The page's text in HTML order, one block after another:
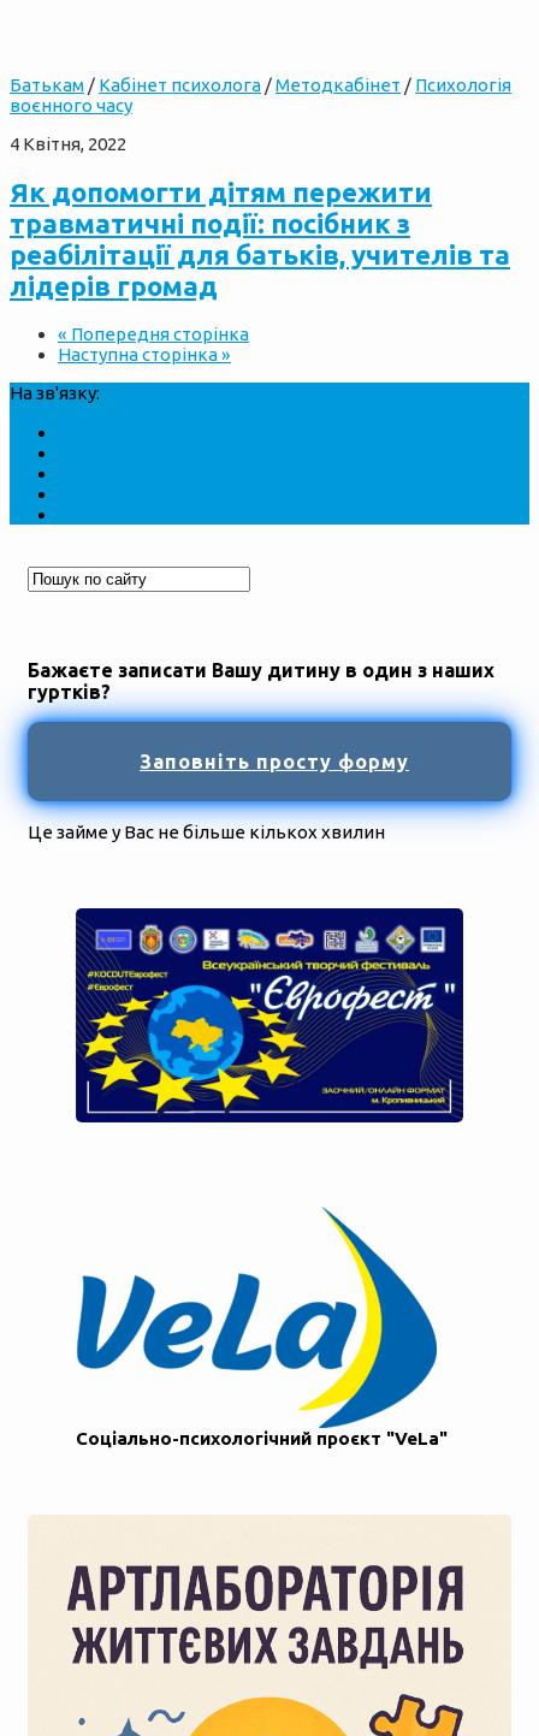
Батькам / Кабінет психолога /Методкабінет / Психологія
воєнного часу
4 Квітня, 2022
Як допомогти дітям пережити
травматичні події: посібник з
реабілітації для батьків, учителів та
лідерів громад
« Попередня сторінка
Наступна сторінка »
На зв'язку:
Бажаєте записати Вашу дитину в один з наших
гуртків?
Заповніть просту форму
Це займе у Вас не більше кількох хвилин
Соціально-психологічний проєкт "VeLa"